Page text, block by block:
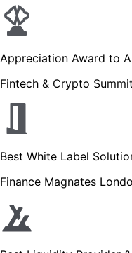
Appreciation Award to
Fintech & Crypto
Best White Label
Finance Magnates